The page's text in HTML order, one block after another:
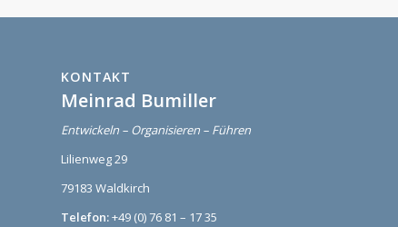
KONTAKT
Meinrad Bumiller
Entwickeln – Organisieren – Führen
Lilienweg 29
79183 Waldkirch
Telefon:+49 (0) 76 81 – 17 35